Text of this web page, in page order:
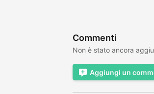
Commenti
Non è stato ancora
Aggiungi un